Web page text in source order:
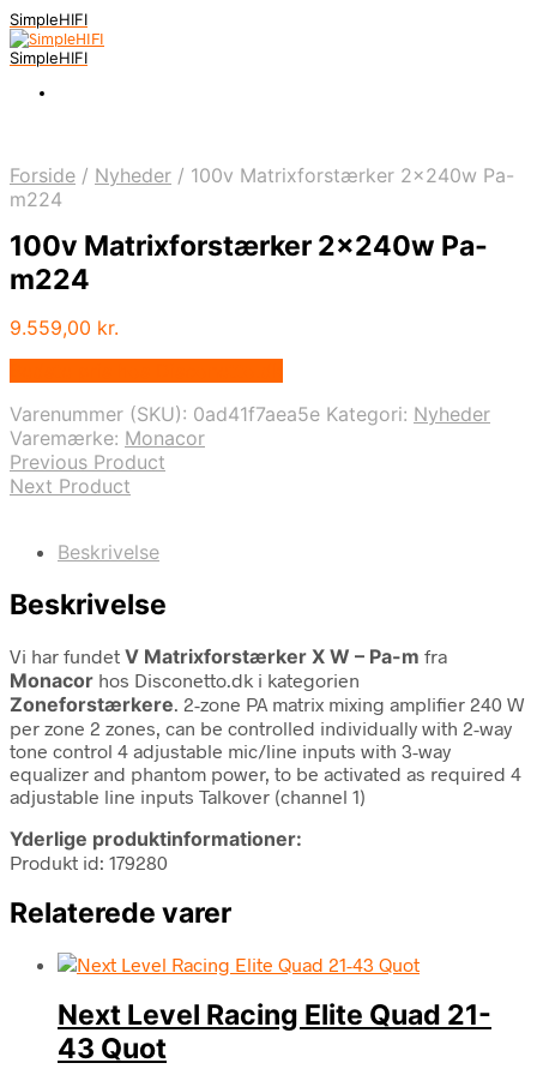
SimpleHIFI
SimpleHIFI
Forside / Nyheder / 100v Matrixforstærker 2x240w Pa-
m224
100v Matrixforstærker 2x240w Pa-
m224
9.559,00 kr.
Varenummer (SKU): 0ad41f7aea5e Kategori: Nyheder
Varemærke: Monacor
Previous Product
Next Product
Beskrivelse
Beskrivelse
Vi har fundet V Matrixforstærker X W – Pa-m fra
Monacor hos Disconetto.dk i kategorien
Zoneforstærkere. 2-zone PA matrix mixing amplifier 240 W
per zone 2 zones, can be controlled individually with 2-way
tone control 4 adjustable mic/line inputs with 3-way
equalizer and phantom power, to be activated as required 4
adjustable line inputs Talkover (channel 1)
Yderlige produktinformationer:
Produkt id: 179280
Relaterede varer
Next Level Racing Elite Quad 21-
43 Quot